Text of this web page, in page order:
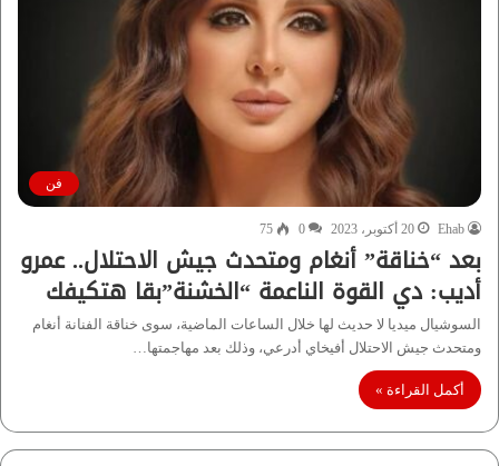
فن
Ehab 20 أكتوبر، 2023 0
75
بعد “خناقة” أنغام ومتحدث جيش الاحتلال.. عمرو
أديب: دي القوة الناعمة “الخشنة”بقا هتكيفك
السوشيال ميديا لا حديث لها خلال الساعات الماضية، سوى خناقة الفنانة أنغام
ومتحدث جيش الاحتلال أفيخاي أدرعي، وذلك بعد مهاجمتها…
أكمل القراءة »